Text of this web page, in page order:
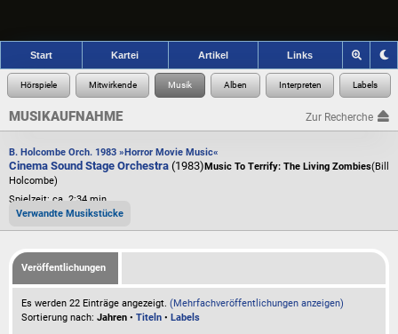
Start Kartei Artikel Links
MUSIKAUFNAHME Zur Recherche
B. Holcombe Orch. 1983 »Horror Movie Music«
Cinema Sound Stage Orchestra (1983)Music To Terrify: The Living Zombies(Bill
Holcombe)
Spielzeit: ca. 2:34 min.
Verwandte Musikstücke
Veröffentlichungen
Es werden 22 Einträge angezeigt. (Mehrfachveröffentlichungen anzeigen)
Sortierung nach: Jahren • Titeln • Labels